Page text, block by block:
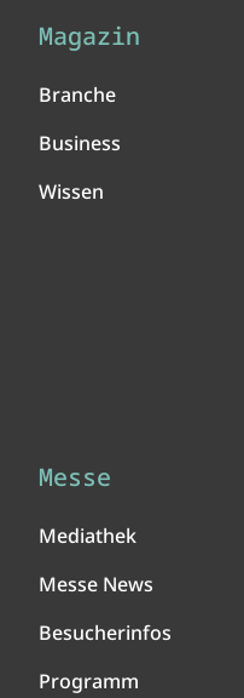
Magazin
Branche
Business
Wissen
Messe
Mediathek
Messe News
Besucherinfos
Programm